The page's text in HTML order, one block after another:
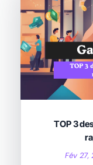
TOP 3
Fév 27,